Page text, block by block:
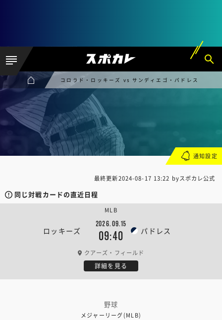
コロラド・ロッキーズ vs サンディエゴ・パドレス
最終更新2024-08-17 13:22 byスポカレ公式
同じ対戦カードの直近日程
ロッキーズ
2026.09.15
09:40 パドレス
MLB
クアーズ・フィールド
詳細を見る
野球
メジャーリーグ(MLB)
通知設定